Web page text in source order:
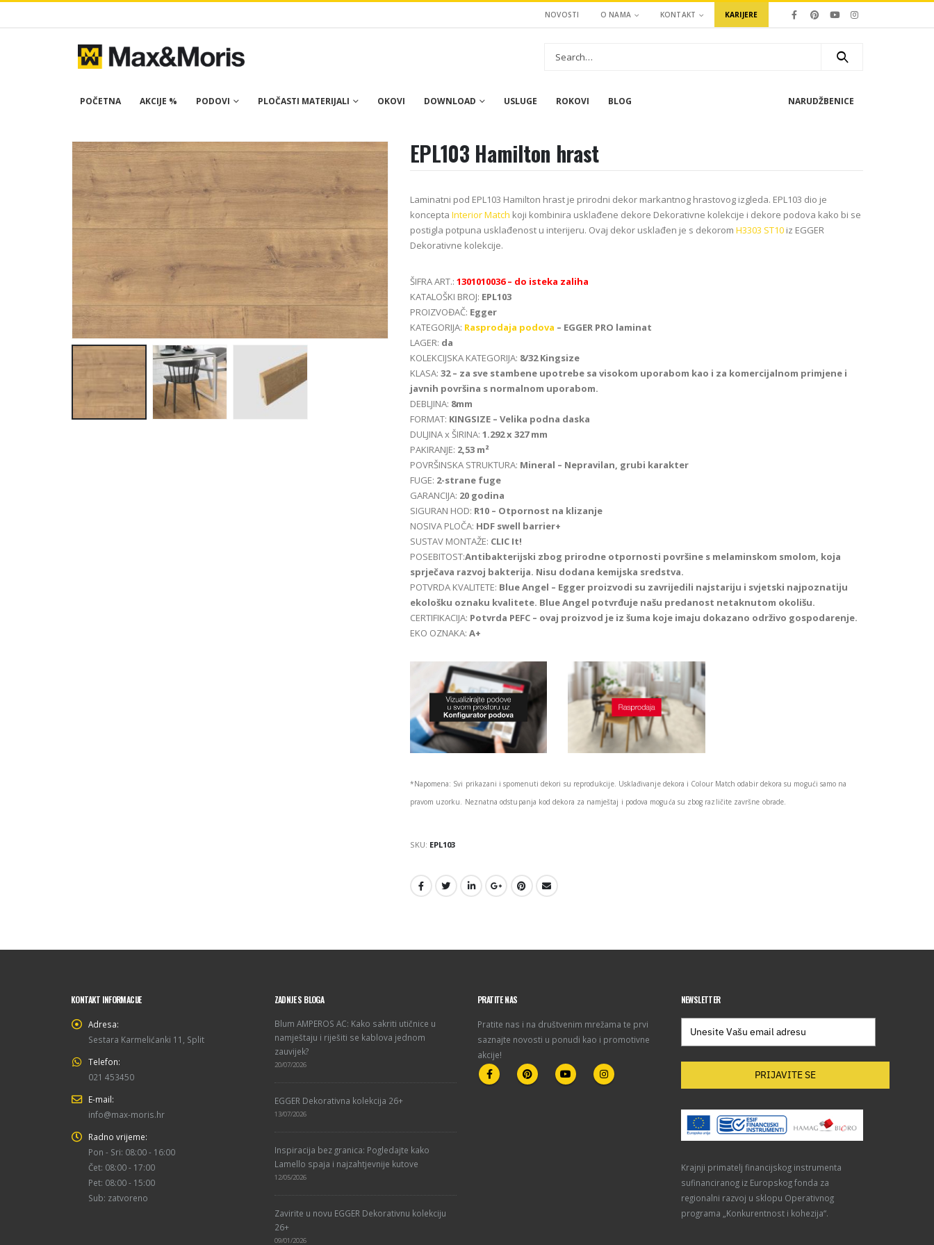
NOVOSTI O NAMA KONTAKT KARIJERE
POČETNA AKCIJE % PODOVI PLOČASTI MATERIJALI OKOVI DOWNLOAD USLUGE ROKOVI BLOG NARUDŽBENICE
EPL103 Hamilton hrast
Laminatni pod EPL103 Hamilton hrast je prirodni dekor markantnog hrastovog izgleda. EPL103 dio je
koncepta Interior Match koji kombinira usklađene dekore Dekorativne kolekcije i dekore podova kako bi se
postigla potpuna usklađenost u interijeru. Ovaj dekor usklađen je s dekorom H3303 ST10iz EGGER
Dekorativne kolekcije.
ŠIFRA ART.: 1301010036 – do isteka zaliha
KATALOŠKI BROJ: EPL103
PROIZVOĐAČ: Egger
KATEGORIJA: Rasprodaja podova – EGGER PRO laminat
LAGER: da
KOLEKCIJSKA KATEGORIJA: 8/32 Kingsize
KLASA: 32 – za sve stambene upotrebe sa visokom uporabom kao i za komercijalnom primjene i
javnih površina s normalnom uporabom.
DEBLJINA: 8mm
FORMAT: KINGSIZE – Velika podna daska
DULJINA x ŠIRINA: 1.292 x 327 mm
PAKIRANJE: 2,53 m²
POVRŠINSKA STRUKTURA: Mineral – Nepravilan, grubi karakter
FUGE: 2-strane fuge
GARANCIJA: 20 godina
SIGURAN HOD: R10 – Otpornost na klizanje
NOSIVA PLOČA: HDF swell barrier+
SUSTAV MONTAŽE: CLIC It!
POSEBITOST:Antibakterijski zbog prirodne otpornosti površine s melaminskom smolom, koja
sprječava razvoj bakterija. Nisu dodana kemijska sredstva.
POTVRDA KVALITETE: Blue Angel – Egger proizvodi su zavrijedili najstariju i svjetski najpoznatiju
ekološku oznaku kvalitete. Blue Angel potvrđuje našu predanost netaknutom okolišu.
CERTIFIKACIJA: Potvrda PEFC – ovaj proizvod je iz šuma koje imaju dokazano održivo gospodarenje.
EKO OZNAKA: A+
*Napomena: Svi prikazani i spomenuti dekori su reprodukcije. Usklađivanje dekora i Colour Match odabir dekora su mogući samo na
pravom uzorku. Neznatna odstupanja kod dekora za namještaj i podova moguća su zbog različite završne obrade.
SKU: EPL103
KONTAKT INFORMACIJE
Adresa:
Sestara Karmelićanki 11, Split
Telefon:
021 453450
E-mail:
info@max-moris.hr
Radno vrijeme:
Pon - Sri: 08:00 - 16:00
Čet: 08:00 - 17:00
Pet: 08:00 - 15:00
Sub: zatvoreno
ZADNJE S BLOGA
Blum AMPEROS AC: Kako sakriti utičnice u
namještaju i riješiti se kablova jednom
zauvijek?
20/07/2026
EGGER Dekorativna kolekcija 26+
13/07/2026
Inspiracija bez granica: Pogledajte kako
Lamello spaja i najzahtjevnije kutove
12/05/2026
Zavirite u novu EGGER Dekorativnu kolekciju
26+
09/01/2026
PRATITE NAS
Pratite nas i na društvenim mrežama te prvi
saznajte novosti u ponudi kao i promotivne
akcije!
NEWSLETTER
PRIJAVITE SE
Krajnji primatelj financijskog instrumenta
sufinanciranog iz Europskog fonda za
regionalni razvoj u sklopu Operativnog
programa „Konkurentnost i kohezija“.